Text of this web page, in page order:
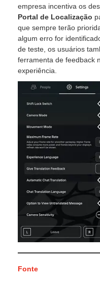
empresa incentiva os
Portal de Localização
que sempre terão
algum erro for
de teste, os usuários
ferramenta de feedback
experiência.
Fonte